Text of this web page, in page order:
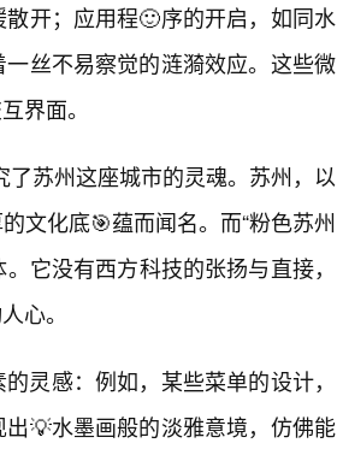
开；应用程🙂序的开启，如同水
丝不易察觉的涟漪效应。这些微
界面。
了苏州这座城市的灵魂。苏州，以
文化底🎯蕴而闻名。而“粉色苏州
它没有西方科技的张扬与直接，
心。
灵感：例如，某些菜单的设计，
💡水墨画般的淡雅意境，仿佛能